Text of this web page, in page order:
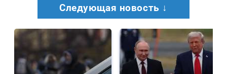
Следующая новость ↓